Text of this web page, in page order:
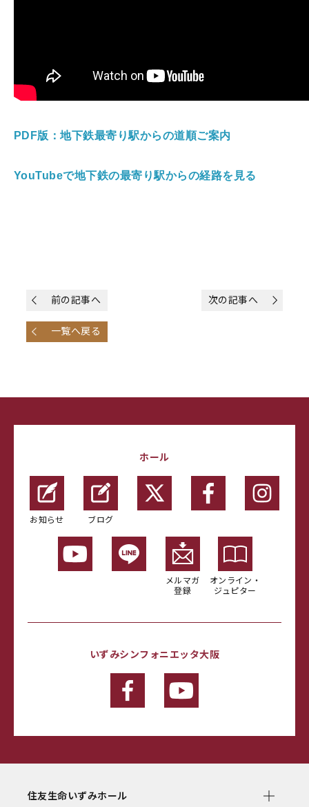
PDF版：地下鉄最寄り駅からの道順ご案内
YouTubeで地下鉄の最寄り駅からの経路を見る
前の記事へ 次の記事へ
一覧へ戻る
ホール
お知らせ ブログ
メルマガ
登録
オンライン・
ジュピター
いずみシンフォニエッタ大阪
住友生命いずみホール